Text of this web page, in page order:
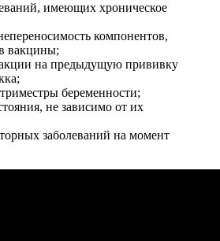
имеющих хроническое
компонентов,
вакцины;
на предыдущую прививку
беременности;
не зависимо от их
заболеваний на момент